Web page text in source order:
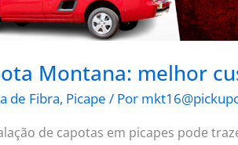
Montana: melhor
de Fibra, Picape / Por
de capotas em picapes pode